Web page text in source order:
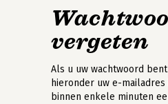
vergeten
Als u uw wachtwoord
hieronder uw e-mailadres
binnen enkele minuten